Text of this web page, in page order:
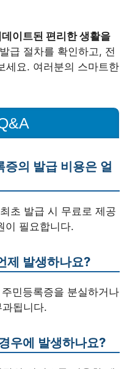
이트된 편리한 생활을
급 절차를 확인하고, 전
세요. 여러분의 스마트한
의 발급 비용은 얼
초 발급 시 무료로 제공
이 필요합니다.
제 발생하나요?
민등록증을 분실하거나
됩니다.
우에 발생하나요?